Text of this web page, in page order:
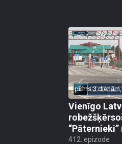
pirms 3
Vienīgo
412. epizode